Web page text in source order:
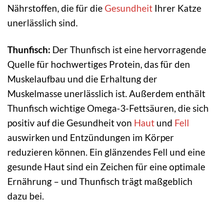
Nährstoffen, die für die Gesundheit Ihrer Katze
unerlässlich sind.
Thunfisch: Der Thunfisch ist eine hervorragende
Quelle für hochwertiges Protein, das für den
Muskelaufbau und die Erhaltung der
Muskelmasse unerlässlich ist. Außerdem enthält
Thunfisch wichtige Omega-3-Fettsäuren, die sich
positiv auf die Gesundheit von Haut und Fell
auswirken und Entzündungen im Körper
reduzieren können. Ein glänzendes Fell und eine
gesunde Haut sind ein Zeichen für eine optimale
Ernährung – und Thunfisch trägt maßgeblich
dazu bei.